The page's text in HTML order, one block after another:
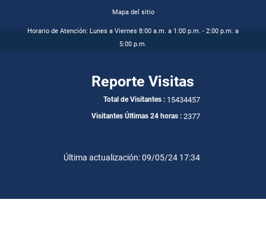
Mapa del sitio
Horario de Atención: Lunes a Viernes 8:00 a.m. a 1:00 p.m. - 2:00 p.m. a
5:00 p.m.
Reporte Visitas
Total de Visitantes : 15434457
Visitantes Últimas 24 horas : 2377
Última actualización: 09/05/24 17:34